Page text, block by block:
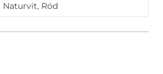
Naturvit, Röd